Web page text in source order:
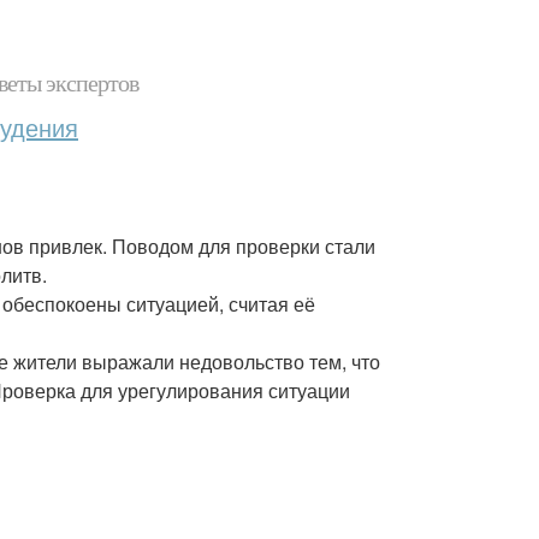
экспертов
привлек. Поводом для проверки стали
ситуацией, считая её
выражали недовольство тем, что
для урегулирования ситуации